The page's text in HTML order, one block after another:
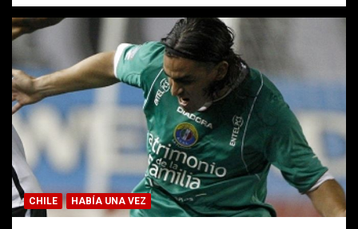
CHILE HABÍA UNA VEZ